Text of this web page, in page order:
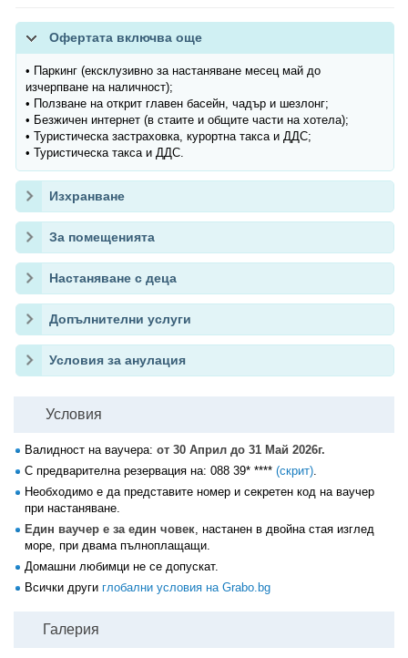
Офертата включва още
• Паркинг (eксклузивно за настаняване месец май до
изчерпване на наличност);
• Ползване на открит главен басейн, чадър и шезлонг;
• Безжичен интернет (в стаите и общите части на хотела);
• Туристическа застраховка, курортна такса и ДДС;
• Туристическа такса и ДДС.
Изхранване
За помещенията
Настаняване с деца
Допълнителни услуги
Условия за анулация
Условия
Валидност на ваучера: от 30 Април до 31 Май 2026г.
С предварителна резервация на: 088 39* **** (скрит).
Необходимо е да представите номер и секретен код на ваучер
при настаняване.
Един ваучер е за един човек, настанен в двойна стая изглед
море, при двама пълноплащащи.
Домашни любимци не се допускат.
Всички други глобални условия на Grabo.bg
Галерия